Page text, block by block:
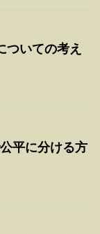
ついての考え
平に分ける方